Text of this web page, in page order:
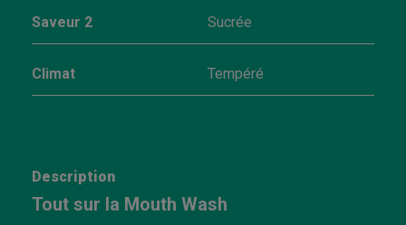
Saveur 2 Sucrée
Climat Tempéré
Description
Tout sur la Mouth Wash